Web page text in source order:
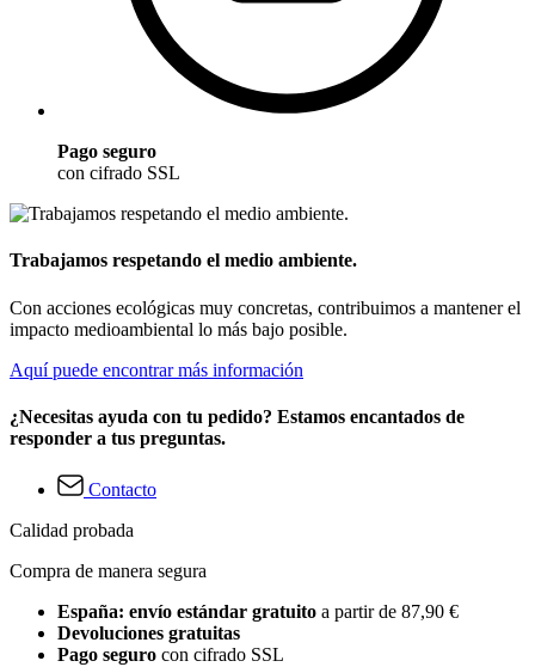
Pago seguro
con cifrado SSL
Trabajamos respetando el medio ambiente.
Con acciones ecológicas muy concretas, contribuimos a mantener el
impacto medioambiental lo más bajo posible.
Aquí puede encontrar más información
¿Necesitas ayuda con tu pedido? Estamos encantados de
responder a tus preguntas.
Contacto
Calidad probada
Compra de manera segura
España: envío estándar gratuito a partir de 87,90 €
Devoluciones gratuitas
Pago seguro con cifrado SSL